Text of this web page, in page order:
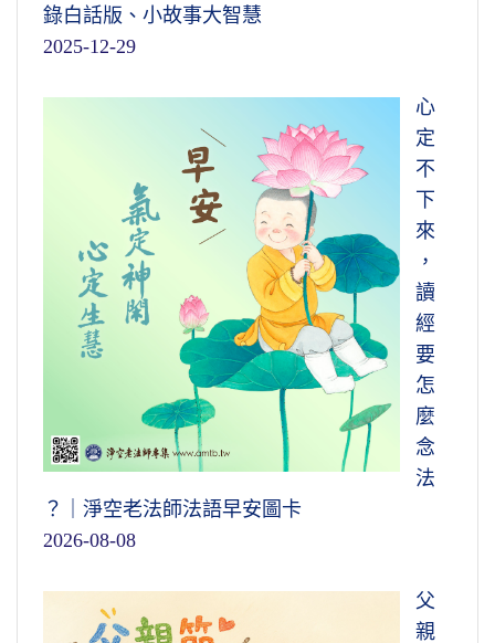
錄白話版、小故事大智慧
2025-12-29
心
定
不
下
來
，
讀
經
要
怎
麼
念
法
？｜淨空老法師法語早安圖卡
2026-08-08
父
親